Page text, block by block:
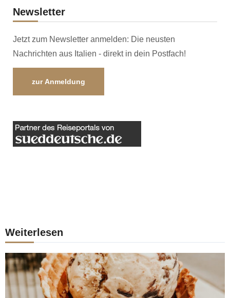
Newsletter
Jetzt zum Newsletter anmelden: Die neusten
Nachrichten aus Italien - direkt in dein Postfach!
zur Anmeldung
Weiterlesen